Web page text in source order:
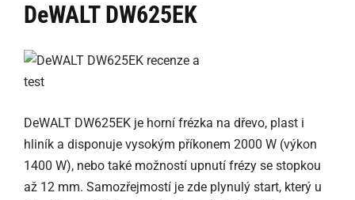
DeWALT DW625EK
DeWALT DW625EK je horní frézka na dřevo, plast i
hliník a disponuje vysokým příkonem 2000 W (výkon
1400 W), nebo také možností upnutí frézy se stopkou
až 12 mm. Samozřejmostí je zde plynulý start, který u